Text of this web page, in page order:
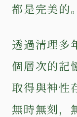
都是完美的。
透過清理多
個層次的記
取得與神性
無時無刻，